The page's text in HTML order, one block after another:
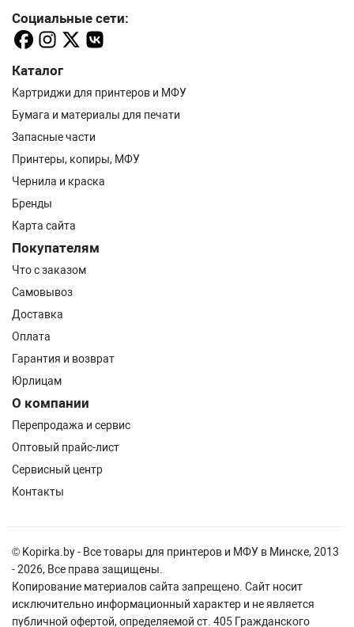
Социальные сети:
Каталог
Картриджи для принтеров и МФУ
Бумага и материалы для печати
Запасные части
Принтеры, копиры, МФУ
Чернила и краска
Бренды
Карта сайта
Покупателям
Что с заказом
Самовывоз
Доставка
Оплата
Гарантия и возврат
Юрлицам
О компании
Перепродажа и сервис
Оптовый прайс-лист
Сервисный центр
Контакты
© Kopirka.by - Все товары для принтеров и МФУ в Минске, 2013
- 2026, Все права защищены.
Копирование материалов сайта запрещено. Сайт носит
исключительно информационный характер и не является
публичной офертой, определяемой ст. 405 Гражданского